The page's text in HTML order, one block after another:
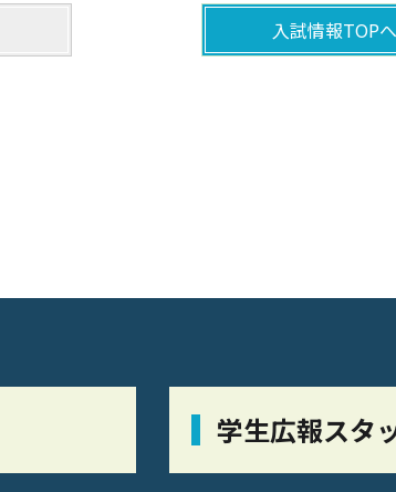
入試情報TOPへ
学生広報スタ